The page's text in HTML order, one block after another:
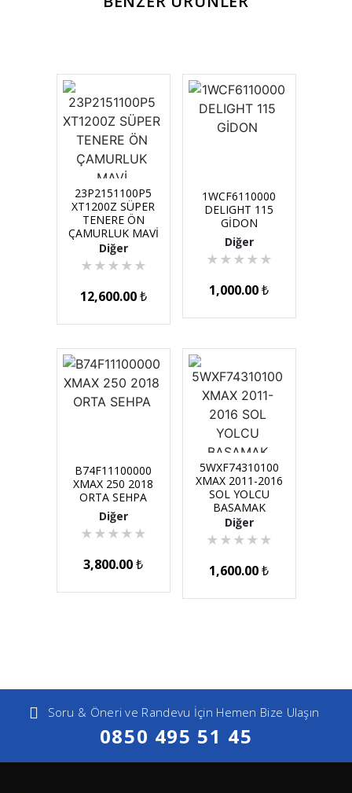
23P2151100P5
XT1200Z SÜPER
TENERE ÖN
ÇAMURLUK MAVİ
Diğer
★ ★ ★ ★ ★
12,600.00₺
1WCF6110000
DELIGHT 115
GİDON
Diğer
★ ★ ★ ★ ★
1,000.00₺
B74F11100000
XMAX 250 2018
ORTA SEHPA
Diğer
★ ★ ★ ★ ★
3,800.00₺
5WXF74310100
XMAX 2011-2016
SOL YOLCU
BASAMAK
Diğer
★ ★ ★ ★ ★
1,600.00₺
Soru & Öneri ve Randevu İçin Hemen Bize Ulaşın
0850 495 51 45